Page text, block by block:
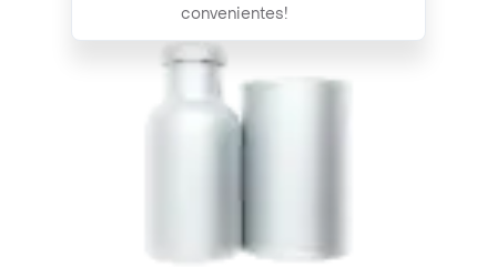
convenientes!